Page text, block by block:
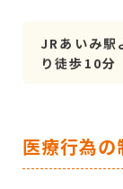
JRあいみ駅
り徒歩10分
医療行為の